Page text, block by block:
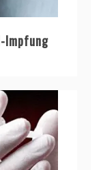
Impfung